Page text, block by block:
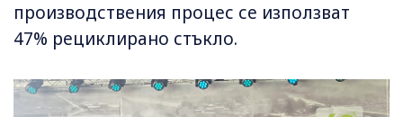
производствения процес се използват
47% рециклирано стъкло.